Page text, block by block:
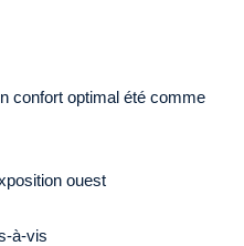
confort optimal été comme
ouest
à-vis